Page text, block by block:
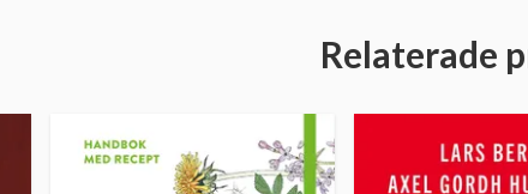
Relaterade